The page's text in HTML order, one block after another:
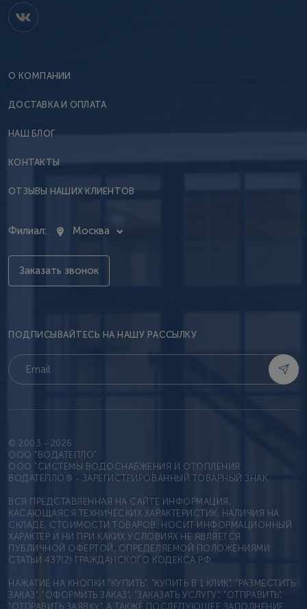
О КОМПАНИИ
ДОСТАВКА И ОПЛАТА
НАШ БЛОГ
КОНТАКТЫ
ОТЗЫВЫ НАШИХ КЛИЕНТОВ
Филиал: Москва
Заказать звонок
ПОДПИСЫВАЙТЕСЬ НА НАШУ РАССЫЛКУ
© 2003 - 2026
OOO "ВОДАТЕПЛО"
ООО "СИСТЕМЫ ВОДОСНАБЖЕНИЯ И ОТОПЛЕНИЯ
ВОДАТЕПЛО® - ЗАРЕГИСТРИРОВАННЫЙ ТОВАРНЫЙ ЗНАК
ВСЯ ПРЕДСТАВЛЕННАЯ НА САЙТЕ ИНФОРМАЦИЯ,
КАСАЮЩАЯСЯ ТЕХНИЧЕСКИХ ХАРАКТЕРИСТИК, НАЛИЧИЯ НА
СКЛАДЕ, СТОИМОСТИ ТОВАРОВ, НОСИТ ИНФОРМАЦИОННЫЙ
ХАРАКТЕР И НИ ПРИ КАКИХ УСЛОВИЯХ НЕ ЯВЛЯЕТСЯ
ПУБЛИЧНОЙ ОФЕРТОЙ, ОПРЕДЕЛЯЕМОЙ ПОЛОЖЕНИЯМИ
СТАТЬИ 437(2) ГРАЖДАНСКОГО КОДЕКСА РФ.
НАЖАТИЕ НА КНОПКИ "КУПИТЬ", "КУПИТЬ В 1 КЛИК", "РАЗМЕСТИТЬ
ЗАКАЗ", "ОФОРМИТЬ ЗАКАЗ", "ЗАКАЗАТЬ УСЛУГУ", "ОТПРАВИТЬ",
"ОТПРАВИТЬ ЗАЯВКУ", А ТАКЖЕ ПОСЛЕДУЮЩЕЕ ЗАПОЛНЕНИЕ